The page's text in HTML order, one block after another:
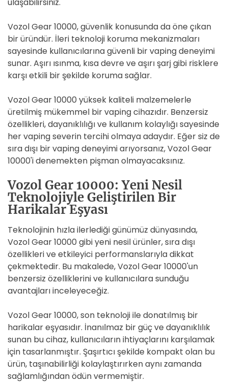
Vozol Gear 10000, güvenlik konusunda da öne çıkan
bir üründür. İleri teknoloji koruma mekanizmaları
sayesinde kullanıcılarına güvenli bir vaping deneyimi
sunar. Aşırı ısınma, kısa devre ve aşırı şarj gibi risklere
karşı etkili bir şekilde koruma sağlar.
Vozol Gear 10000 yüksek kaliteli malzemelerle
üretilmiş mükemmel bir vaping cihazıdır. Benzersiz
özellikleri, dayanıklılığı ve kullanım kolaylığı sayesinde
her vaping severin tercihi olmaya adaydır. Eğer siz de
sıra dışı bir vaping deneyimi arıyorsanız, Vozol Gear
10000'i denemekten pişman olmayacaksınız.
Vozol Gear 10000: Yeni Nesil
Teknolojiyle Geliştirilen Bir
Harikalar Eşyası
Teknolojinin hızla ilerlediği günümüz dünyasında,
Vozol Gear 10000 gibi yeni nesil ürünler, sıra dışı
özellikleri ve etkileyici performanslarıyla dikkat
çekmektedir. Bu makalede, Vozol Gear 10000'un
benzersiz özelliklerini ve kullanıcılara sunduğu
avantajları inceleyeceğiz.
Vozol Gear 10000, son teknoloji ile donatılmış bir
harikalar eşyasıdır. İnanılmaz bir güç ve dayanıklılık
sunan bu cihaz, kullanıcıların ihtiyaçlarını karşılamak
için tasarlanmıştır. Şaşırtıcı şekilde kompakt olan bu
ürün, taşınabilirliği kolaylaştırırken aynı zamanda
sağlamlığından ödün vermemiştir.